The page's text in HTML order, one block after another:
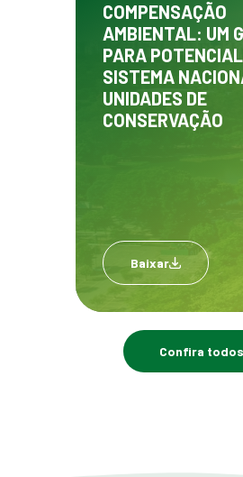
COMPENSAÇÃO
AMBIENTAL: UM
PARA
SISTEMA
UNIDADES DE
CONSERVAÇÃO
Baixar
Confira todos